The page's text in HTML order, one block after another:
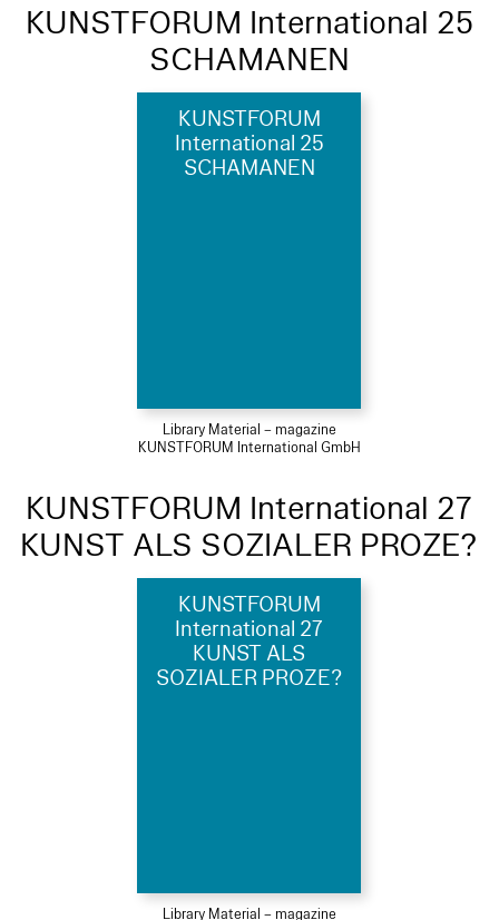
KUNSTFORUM International 25
SCHAMANEN
KUNSTFORUM
International 25
SCHAMANEN
Library Material – magazine
KUNSTFORUM International GmbH
KUNSTFORUM International 27
KUNST ALS SOZIALER PROZE?
KUNSTFORUM
International 27
KUNST ALS
SOZIALER PROZE?
Library Material – magazine